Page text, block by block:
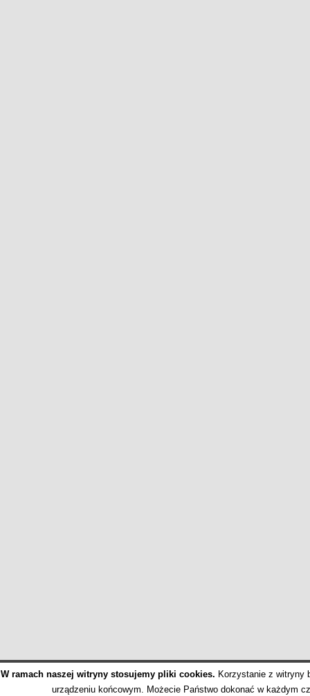
W ramach naszej witryny stosujemy pliki cookies. Korzystanie z witryny
urządzeniu końcowym. Możecie Państwo dokonać w każdym